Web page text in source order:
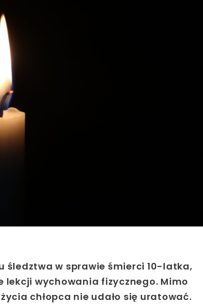
śledztwa w sprawie śmierci 10-latka,
lekcji wychowania fizycznego. Mimo
chłopca nie udało się uratować.